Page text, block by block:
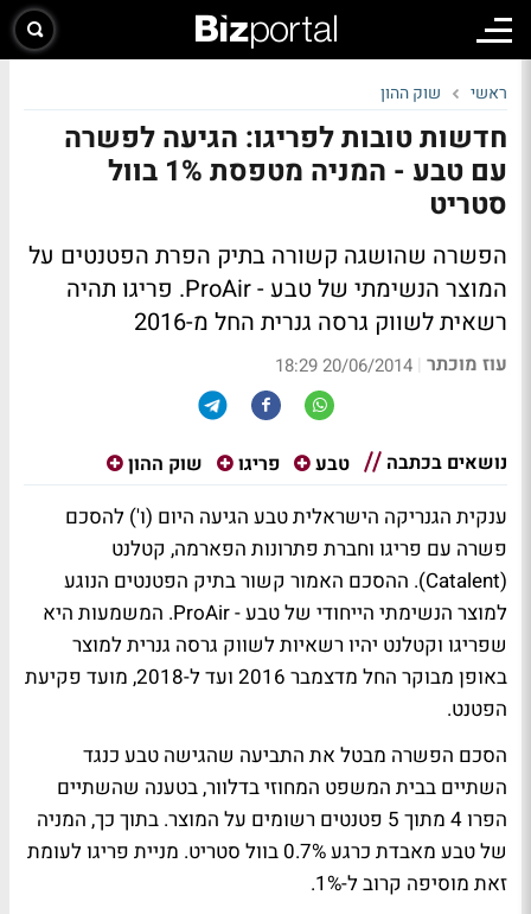
ראשי שוק ההון
חדשות טובות לפריגו: הגיעה לפשרה
עם טבע - המניה מטפסת 1% בוול
סטריט
הפשרה שהושגה קשורה בתיק הפרת הפטנטים על
המוצר הנשימתי של טבע - ProAir. פריגו תהיה
רשאית לשווק גרסה גנרית החל מ-2016
עוז מוכתר |
20/06/2014 18:29
נושאים בכתבה טבע פריגו שוק ההון
ענקית הגנריקה הישראלית טבע הגיעה היום (ו') להסכם
פשרה עם פריגו וחברת פתרונות הפארמה, קטלנט
(Catalent). ההסכם האמור קשור בתיק הפטנטים הנוגע
למוצר הנשימתי הייחודי של טבע - ProAir. המשמעות היא
שפריגו וקטלנט יהיו רשאיות לשווק גרסה גנרית למוצר
באופן מבוקר החל מדצמבר 2016 ועד ל-2018, מועד פקיעת
הפטנט.
הסכם הפשרה מבטל את התביעה שהגישה טבע כנגד
השתיים בבית המשפט המחוזי בדלוור, בטענה שהשתיים
הפרו 4 מתוך 5 פטנטים רשומים על המוצר. בתוך כך, המניה
של טבע מאבדת כרגע 0.7% בוול סטריט. מניית פריגו לעומת
זאת מוסיפה קרוב ל-1%.